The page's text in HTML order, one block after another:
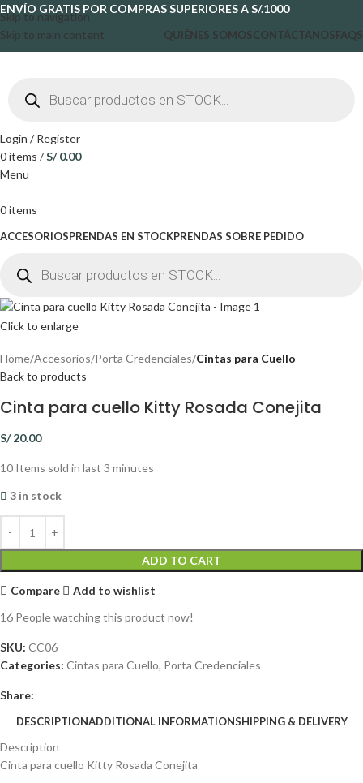
Skip to navigation
Skip to main content
ENVÍO GRATIS POR COMPRAS SUPERIORES A S/.1000
QUIÉNES SOMOSCONTÁCTANOSFAQS
Login / Register
0items /S/0.00
Menu
0items
ACCESORIOSPRENDAS EN STOCKPRENDAS SOBRE PEDIDO
Click to enlarge
Home Accesorios Porta Credenciales Cintas para Cuello
Back to products
Cinta para cuello Kitty Rosada Conejita
S/20.00
10 Items sold in last 3 minutes
3 in stock
ADD TO CART
Compare
Add to wishlist
16 People watching this product now!
SKU: CC06
Categories: Cintas para Cuello, Porta Credenciales
Share:
DESCRIPTIONADDITIONAL INFORMATIONSHIPPING & DELIVERY
Description
Cinta para cuello Kitty Rosada Conejita